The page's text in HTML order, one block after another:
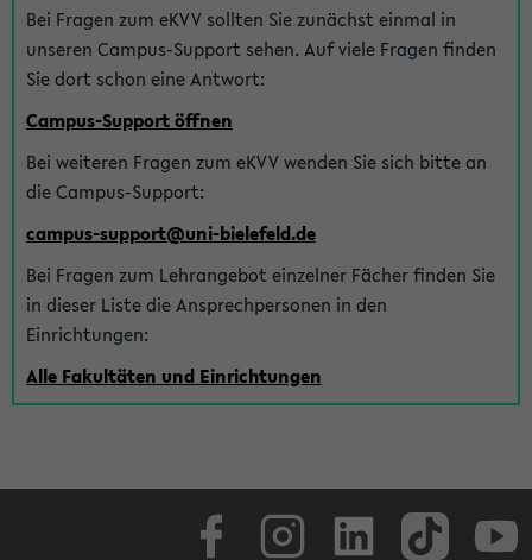
Bei Fragen zum eKVV sollten Sie zunächst einmal in
unseren Campus-Support sehen. Auf viele Fragen finden
Sie dort schon eine Antwort:
Campus-Support öffnen
Bei weiteren Fragen zum eKVV wenden Sie sich bitte an
die Campus-Support:
campus-support@uni-bielefeld.de
Bei Fragen zum Lehrangebot einzelner Fächer finden Sie
in dieser Liste die Ansprechpersonen in den
Einrichtungen:
Alle Fakultäten und Einrichtungen